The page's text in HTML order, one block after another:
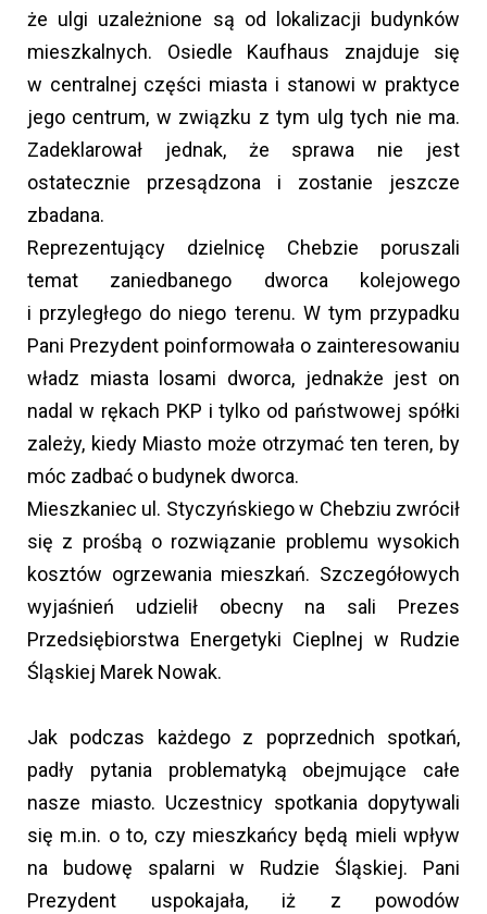
że ulgi uzależnione są od lokalizacji budynków
mieszkalnych. Osiedle Kaufhaus znajduje się
w centralnej części miasta i stanowi w praktyce
jego centrum, w związku z tym ulg tych nie ma.
Zadeklarował jednak, że sprawa nie jest
ostatecznie przesądzona i zostanie jeszcze
zbadana.
Reprezentujący dzielnicę Chebzie poruszali
temat zaniedbanego dworca kolejowego
i przyległego do niego terenu. W tym przypadku
Pani Prezydent poinformowała o zainteresowaniu
władz miasta losami dworca, jednakże jest on
nadal w rękach PKP i tylko od państwowej spółki
zależy, kiedy Miasto może otrzymać ten teren, by
móc zadbać o budynek dworca.
Mieszkaniec ul. Styczyńskiego w Chebziu zwrócił
się z prośbą o rozwiązanie problemu wysokich
kosztów ogrzewania mieszkań. Szczegółowych
wyjaśnień udzielił obecny na sali Prezes
Przedsiębiorstwa Energetyki Cieplnej w Rudzie
Śląskiej Marek Nowak.
Jak podczas każdego z poprzednich spotkań,
padły pytania problematyką obejmujące całe
nasze miasto. Uczestnicy spotkania dopytywali
się m.in. o to, czy mieszkańcy będą mieli wpływ
na budowę spalarni w Rudzie Śląskiej. Pani
Prezydent uspokajała, iż z powodów